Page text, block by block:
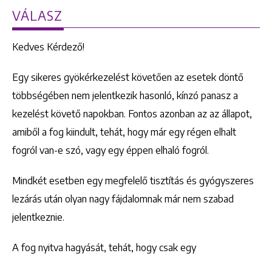
VÁLASZ
Kedves Kérdező!
Egy sikeres gyökérkezelést követően az esetek döntő
többségében nem jelentkezik hasonló, kínzó panasz a
kezelést követő napokban. Fontos azonban az az állapot,
amiből a fog kiindult, tehát, hogy már egy régen elhalt
fogról van-e szó, vagy egy éppen elhaló fogról.
Mindkét esetben egy megfelelő tisztítás és gyógyszeres
lezárás után olyan nagy fájdalomnak már nem szabad
jelentkeznie.
A fog nyitva hagyását, tehát, hogy csak egy